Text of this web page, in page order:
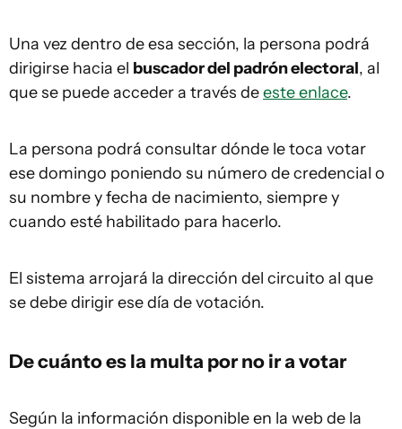
Una vez dentro de esa sección, la persona podrá
dirigirse hacia el buscador del padrón electoral, al
que se puede acceder a través deeste enlace.
La persona podrá consultar dónde le toca votar
ese domingo poniendo su número de credencial o
su nombre y fecha de nacimiento, siempre y
cuando esté habilitado para hacerlo.
El sistema arrojará la dirección del circuito al que
se debe dirigir ese día de votación.
De cuánto es la multa por no ir a votar
Según la información disponible en la web de la